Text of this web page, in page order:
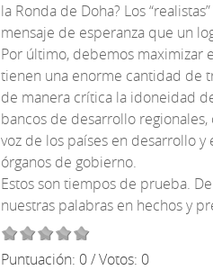
la Ronda de Doha? Los
mensaje de esperanza que un
Por último, debemos maximizar
tienen una enorme cantidad de
de manera crítica la idoneidad
bancos de desarrollo
voz de los países en desarrollo
órganos de gobierno.
Estos son tiempos de prueba.
nuestras palabras en hechos y
Puntuación: 0/ Votos: 0